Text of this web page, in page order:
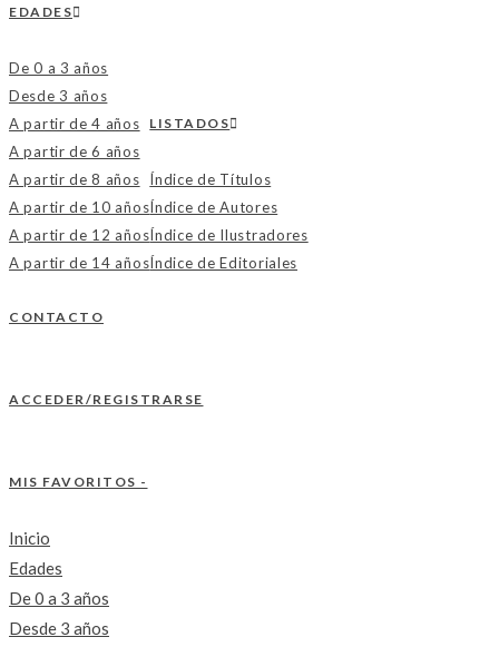
EDADES
De 0 a 3 años
Desde 3 años
A partir de 4 años
A partir de 6 años
A partir de 8 años
A partir de 10 años
A partir de 12 años
A partir de 14 años
LISTADOS
Índice de Títulos
Índice de Autores
Índice de Ilustradores
Índice de Editoriales
CONTACTO
ACCEDER/REGISTRARSE
MIS FAVORITOS -
Inicio
Edades
De 0 a 3 años
Desde 3 años